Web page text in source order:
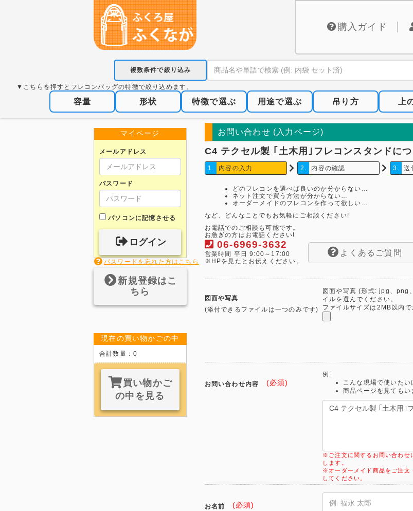
購入ガイド
複数条件で絞り込み
▼こちらを押すとフレコンバッグの特徴で絞り込めます。
容量 形状 特徴で選ぶ 用途で選ぶ 吊り方 上
マイページ
メールアドレス
パスワード
パソコンに記憶させる
ログイン
パスワードを忘れた方はこちら
新規登録はこ
ちら
現在の買い物かごの中
合計数量：0
買い物かご
の中を見る
お問い合わせ (入力ページ)
C4 テクセル製 ｢土木用｣フレコンスタンドに
1. 内容の入力 2. 内容の確認 3. 送
どのフレコンを選べば良いのか分からない…
ネット注文で買う方法が分からない…
オーダーメイドのフレコンを作って欲しい…
など、どんなことでもお気軽にご相談ください!
お電話でのご相談も可能です。
お急ぎの方はお電話ください!
06-6969-3632
営業時間 平日 9:00～17:00
※HPを見たとお伝えください。
よくあるご質問
図面や写真
(添付できるファイルは一つのみです)
図面や写真 (形式: jpg、png
イルを選んでください。
ファイルサイズは2MB以内で
お問い合わせ内容 (必須)
例:
こんな現場で使いた
商品ページを見ても
※ご注文に関するお問い合わせ
します。
※オーダーメイド商品をご注文
してください。
お名前 (必須)